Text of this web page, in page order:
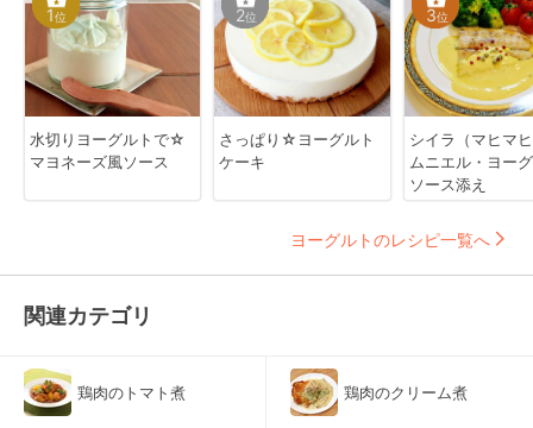
1位
水切りヨーグルトで☆
マヨネーズ風ソース
2位
さっぱり☆ヨーグルト
ケーキ
3位
シイラ（マヒマ
ムニエル・ヨー
ソース添え
ヨーグルトのレシピ一覧へ
関連カテゴリ
鶏肉のトマト煮 鶏肉のクリーム煮